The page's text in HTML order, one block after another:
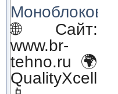
Моноблоков!
🌐 Сайт:
www.br-
tehno.ru 🌍